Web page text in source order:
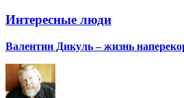
Интересные люди
Валентин Дикуль – жизнь